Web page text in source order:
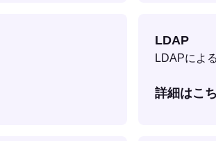
LDAP
LDAPによ
詳細はこ